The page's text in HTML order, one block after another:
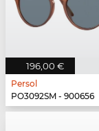
196,00 €
Persol
PO3092SM - 900656